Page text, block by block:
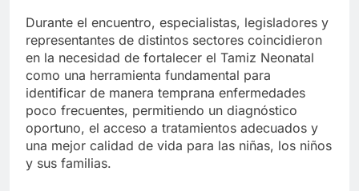
Durante el encuentro, especialistas, legisladores y
representantes de distintos sectores coincidieron
en la necesidad de fortalecer el Tamiz Neonatal
como una herramienta fundamental para
identificar de manera temprana enfermedades
poco frecuentes, permitiendo un diagnóstico
oportuno, el acceso a tratamientos adecuados y
una mejor calidad de vida para las niñas, los niños
y sus familias.